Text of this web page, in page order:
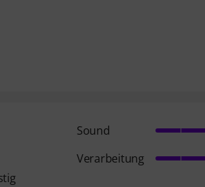
Sound
Verarbeitung